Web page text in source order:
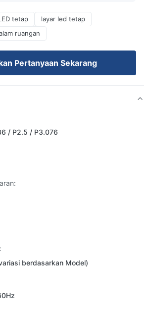
tetap
layar led tetap
ruangan
Pertanyaan Sekarang
/ P2.5 / P3.076
berdasarkan Model)